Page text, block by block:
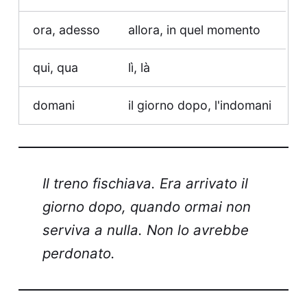
ora, adesso allora, in quel momento
qui, qua lì, là
domani il giorno dopo, l'indomani
Il treno fischiava. Era arrivato il
giorno dopo, quando ormai non
serviva a nulla. Non lo avrebbe
perdonato.